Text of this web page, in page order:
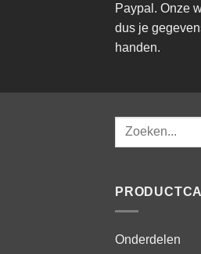
Paypal. Onze
dus je
handen.
Zoeken
Onderdelen